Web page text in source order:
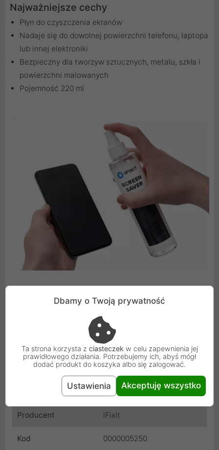
Najważniejsze cechy
Płyn do czyszczenia ekranów
Nadaje się do dowolnej powierzchni telefonu, laptopa
lub innej elektroniki
Bezpieczny dla tworzyw sztucznych, metalu, szkła i
powierzchni malowanych
Pojemność 220 ml
Usuń odciski palców i kurz z okularów lub innych
soczewek. Bezpieczny dla tworzyw sztucznych, metalu,
szkła i powierzchni malowanych.
Cechy produktu
Producent iFixit
Kod 0000005250
Dbamy o Twoją prywatność
Ta strona korzysta z ciasteczek w celu zapewnienia jej
prawidłowego działania. Potrzebujemy ich, abyś mógł
dodać produkt do koszyka albo się zalogować.
Ustawienia Akceptuję wszystko